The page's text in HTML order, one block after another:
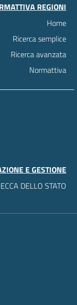
REGIONI
Home
Ricerca semplice
Ricerca avanzata
Normattiva
E GESTIONE
DELLO STATO